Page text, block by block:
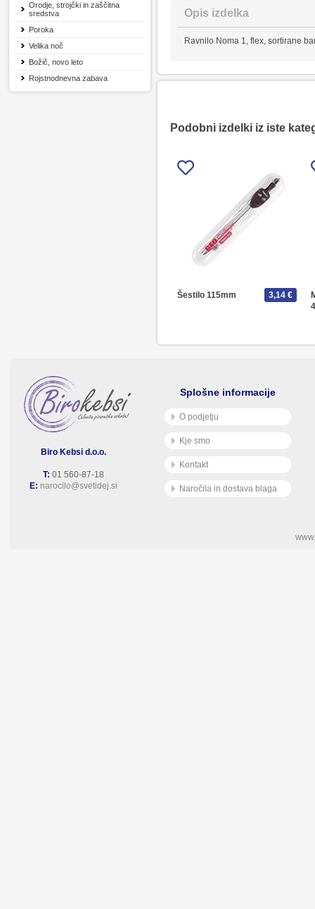
Orodje, strojčki in zaščitna
sredstva
Poroka
Velika noč
Božič, novo leto
Rojstnodnevna zabava
Opis izdelka
Ravnilo Noma 1, flex, sortirane
Podobni izdelki iz iste
Šestilo 115mm 3,14 €
Biro Kebsi d.o.o.
T: 01 560-87-18
E: narocilo@svetidej.si
Splošne informacije
O podjetju
Kje smo
Kontakt
Naročila in dostava blaga